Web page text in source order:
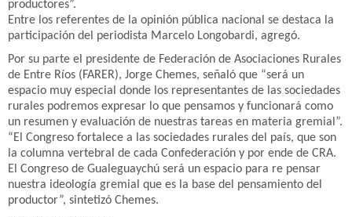
productores”.
Entre los referentes de la opinión pública nacional se destaca la
participación del periodista Marcelo Longobardi, agregó.
Por su parte el presidente de Federación de Asociaciones Rurales
de Entre Ríos (FARER), Jorge Chemes, señaló que “será un
espacio muy especial donde los representantes de las sociedades
rurales podremos expresar lo que pensamos y funcionará como
un resumen y evaluación de nuestras tareas en materia gremial”.
“El Congreso fortalece a las sociedades rurales del país, que son
la columna vertebral de cada Confederación y por ende de CRA.
El Congreso de Gualeguaychú será un espacio para re pensar
nuestra ideología gremial que es la base del pensamiento del
productor”, sintetizó Chemes.